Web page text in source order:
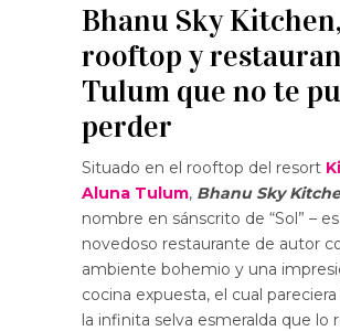
Bhanu Sky
rooftop y
Tulum que no te
perder
Situado en el rooftop del resort
Aluna Tulum, Bhanu Sky
nombre en sánscrito de “Sol” –
novedoso restaurante de autor
ambiente bohemio y una
cocina expuesta, el cual
la infinita selva esmeralda que lo